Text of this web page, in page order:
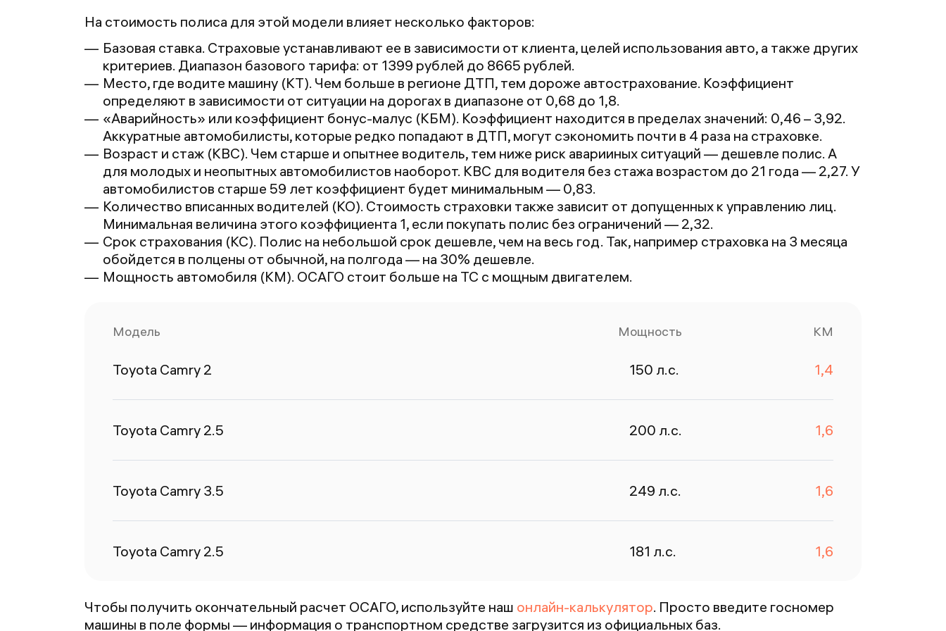
P.s. В Сбере
наценка и плюс
нет нашего
адреса, ввести
вручную нет
возможности!
Оформить
нереально. В
приложении
Ингосстраха -
проблемы с
подтверждением
документов
(жесть!)
дополнительной
'каско 400тыс
руб' за 1080
рублей, но это
не страшно,
главное что
страховка
Пришла на
почту за пару
минут вместе с
от РСА о том
базам
Отличное
сто раз
На стоимость полиса для этой модели влияет несколько факторов:
Базовая ставка. Страховые устанавливают ее в зависимости от клиента, целей использования авто, а также других
критериев. Диапазон базового тарифа: от 1399 рублей до 8665 рублей.
Место, где водите машину (КТ). Чем больше в регионе ДТП, тем дороже автострахование. Коэффициент
определяют в зависимости от ситуации на дорогах в диапазоне от 0,68 до 1,8.
«Аварийность» или коэффициент бонус-малус (КБМ). Коэффициент находится в пределах значений: 0,46 – 3,92.
Аккуратные автомобилисты, которые редко попадают в ДТП, могут сэкономить почти в 4 раза на страховке.
Возраст и стаж (КВС). Чем старше и опытнее водитель, тем ниже риск аварииных ситуаций — дешевле полис. А
для молодых и неопытных автомобилистов наоборот. КВС для водителя без стажа возрастом до 21 года — 2,27. У
автомобилистов старше 59 лет коэффициент будет минимальным — 0,83.
Количество вписанных водителей (КО). Стоимость страховки также зависит от допущенных к управлению лиц.
Минимальная величина этого коэффициента 1, если покупать полис без ограничений — 2,32.
Срок страхования (КС). Полис на небольшой срок дешевле, чем на весь год. Так, например страховка на 3 месяца
обойдется в полцены от обычной, на полгода — на 30% дешевле.
Мощность автомобиля (КМ). ОСАГО стоит больше на ТС с мощным двигателем.
Модель Мощность КМ
Toyota Camry 2 150 л.с. 1,4
Toyota Camry 2.5 200 л.с. 1,6
Toyota Camry 3.5 249 л.с. 1,6
Toyota Camry 2.5 181 л.с. 1,6
Чтобы получить окончательный расчет ОСАГО, используйте наш онлайн-калькулятор. Просто введите госномер
машины в поле формы — информация о транспортном средстве загрузится из официальных баз.